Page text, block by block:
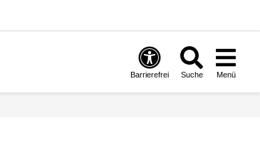
Barrierefrei Suche Menü